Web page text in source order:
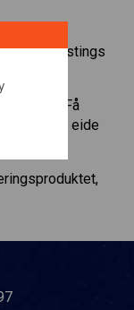
Ainvestings
. Få
om du eide